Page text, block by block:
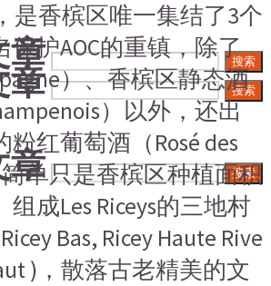
章 搜索
章 搜索
章 搜索
是香槟区唯一集结了3个
保护AOC的重镇，除了
）、香槟区静态酒
）以外，还出
红葡萄酒（Rosé des
简单只是香槟区种植面积
成Les Riceys的三地村
Bas, Ricey Haute Rive
)，散落古老精美的文